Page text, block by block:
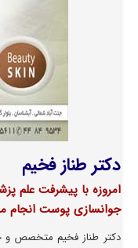
دکتر طناز فخیم
امروزه با پیشرفت علم
جوانسازی پوست انجام
دکتر طناز فخیم متخصص و